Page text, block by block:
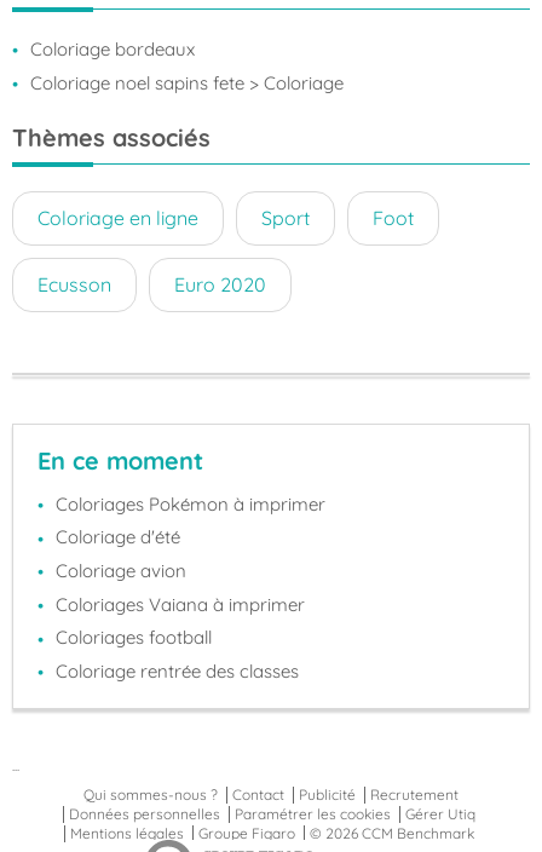
Coloriage bordeaux
Coloriage noel sapins fete > Coloriage
Thèmes associés
Coloriage en ligne Sport Foot
Ecusson Euro 2020
En ce moment
Coloriages Pokémon à imprimer
Coloriage d'été
Coloriage avion
Coloriages Vaiana à imprimer
Coloriages football
Coloriage rentrée des classes
Qui sommes-nous ?
Contact Publicité
Recrutement
Données personnelles
Paramétrer les cookies
Gérer Utiq
Mentions légales
Groupe Figaro © 2026 CCM Benchmark